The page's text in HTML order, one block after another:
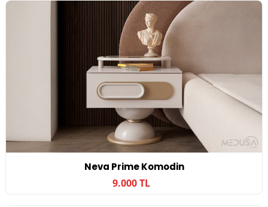
Neva Prime Komodin
9.000 TL